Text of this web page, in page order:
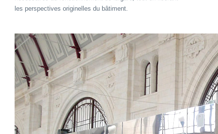
les perspectives originelles du bâtiment.